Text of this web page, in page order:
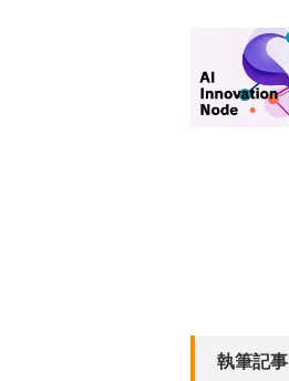
執筆記事